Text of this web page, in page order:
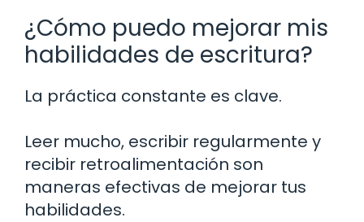
¿Cómo puedo mejorar mis
habilidades de escritura?
La práctica constante es clave.
Leer mucho, escribir regularmente y
recibir retroalimentación son
maneras efectivas de mejorar tus
habilidades.